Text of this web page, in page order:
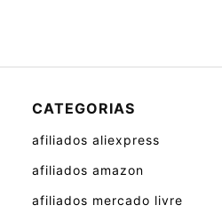
CATEGORIAS
afiliados aliexpress
afiliados amazon
afiliados mercado livre